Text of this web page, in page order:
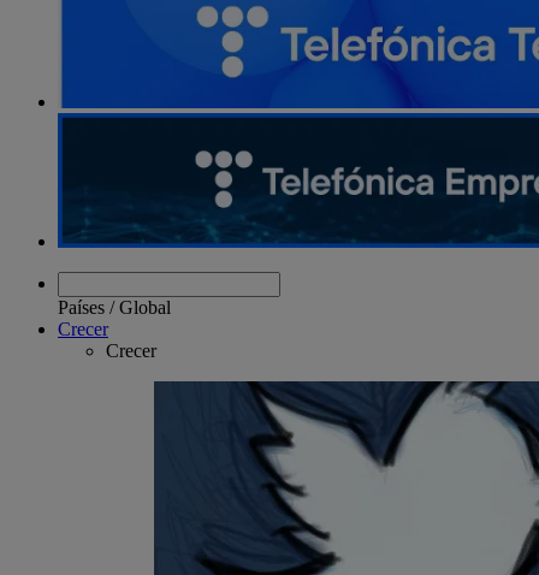
Países /Global
Crecer
Crecer